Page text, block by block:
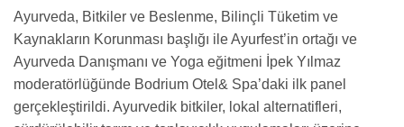
Ayurveda, Bitkiler ve Beslenme, Bilinçli Tüketim ve
Kaynakların Korunması başlığı ile Ayurfest’in ortağı ve
Ayurveda Danışmanı ve Yoga eğitmeni İpek Yılmaz
moderatörlüğünde Bodrium Otel& Spa’daki ilk panel
gerçekleştirildi. Ayurvedik bitkiler, lokal alternatifleri,